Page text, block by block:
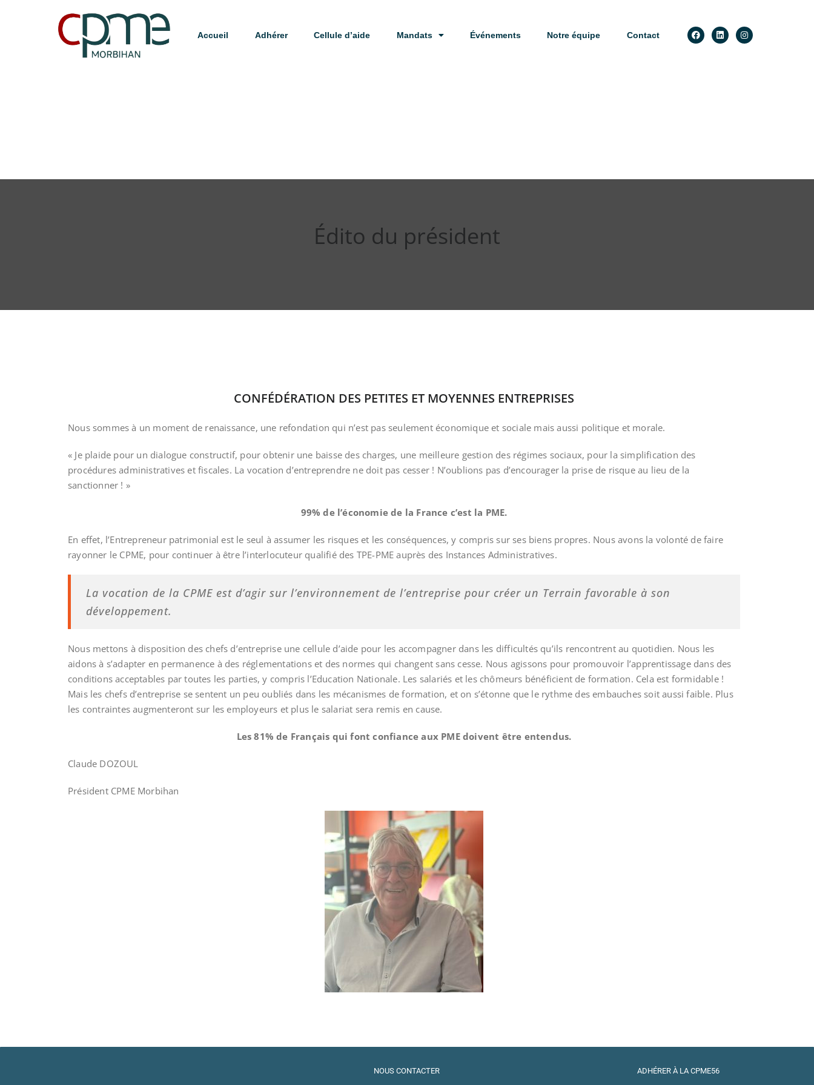
Accueil Adhérer Cellule d’aide Mandats Événements Notre équipe Contact
Édito du président
CONFÉDÉRATION DES PETITES ET MOYENNES ENTREPRISES
Nous sommes à un moment de renaissance, une refondation qui n’est pas seulement économique et sociale mais aussi politique et morale.
« Je plaide pour un dialogue constructif, pour obtenir une baisse des charges, une meilleure gestion des régimes sociaux, pour la simplification des
procédures administratives et fiscales. La vocation d’entreprendre ne doit pas cesser ! N’oublions pas d’encourager la prise de risque au lieu de la
sanctionner ! »
99% de l’économie de la France c’est la PME.
En effet, l’Entrepreneur patrimonial est le seul à assumer les risques et les conséquences, y compris sur ses biens propres. Nous avons la volonté de faire
rayonner le CPME, pour continuer à être l’interlocuteur qualifié des TPE-PME auprès des Instances Administratives.
La vocation de la CPME est d’agir sur l’environnement de l’entreprise pour créer un Terrain favorable à son
développement.
Nous mettons à disposition des chefs d’entreprise une cellule d’aide pour les accompagner dans les difficultés qu’ils rencontrent au quotidien. Nous les
aidons à s’adapter en permanence à des réglementations et des normes qui changent sans cesse. Nous agissons pour promouvoir l’apprentissage dans des
conditions acceptables par toutes les parties, y compris l’Education Nationale. Les salariés et les chômeurs bénéficient de formation. Cela est formidable !
Mais les chefs d’entreprise se sentent un peu oubliés dans les mécanismes de formation, et on s’étonne que le rythme des embauches soit aussi faible. Plus
les contraintes augmenteront sur les employeurs et plus le salariat sera remis en cause.
Les 81% de Français qui font confiance aux PME doivent être entendus.
Claude DOZOUL
Président CPME Morbihan
NOUS CONTACTER ADHÉRER À LA CPME56